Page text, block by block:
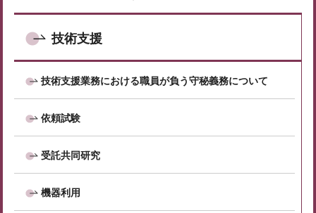
技術支援
技術支援業務における職員が負う守秘義務について
依頼試験
受託共同研究
機器利用